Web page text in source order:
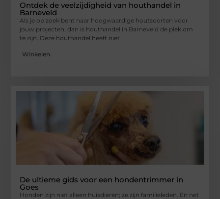
Ontdek de veelzijdigheid van houthandel in
Barneveld
Als je op zoek bent naar hoogwaardige houtsoorten voor
jouw projecten, dan is houthandel in Barneveld de plek om
te zijn. Deze houthandel heeft niet
Winkelen
De ultieme gids voor een hondentrimmer in
Goes
Honden zijn niet alleen huisdieren; ze zijn familieleden. En net